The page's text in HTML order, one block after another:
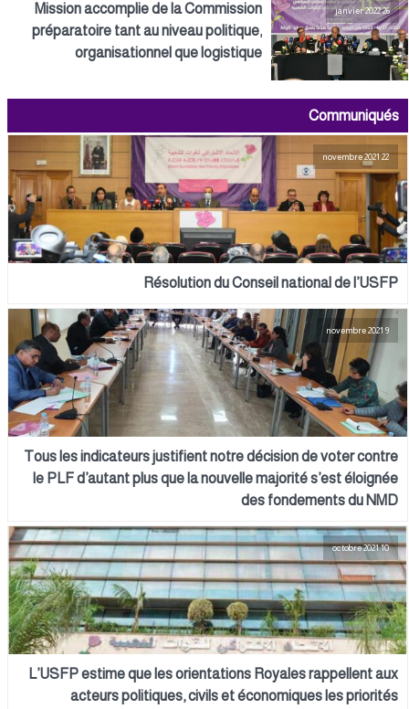
26 janvier 2022
Mission accomplie de la Commission
préparatoire tant au niveau politique,
organisationnel que logistique
Communiqués
22 novembre 2021
Résolution du Conseil national de l’USFP
Tous les indicateurs justifient notre décision de voter contre
le PLF d’autant plus que la nouvelle majorité s’est éloignée
des fondements du NMD
10 octobre 2021
L’USFP estime que les orientations Royales rappellent aux
acteurs politiques, civils et économiques les priorités